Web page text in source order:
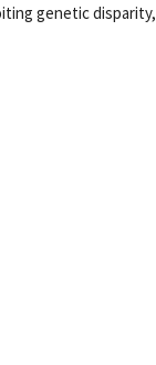
genetic disparity,